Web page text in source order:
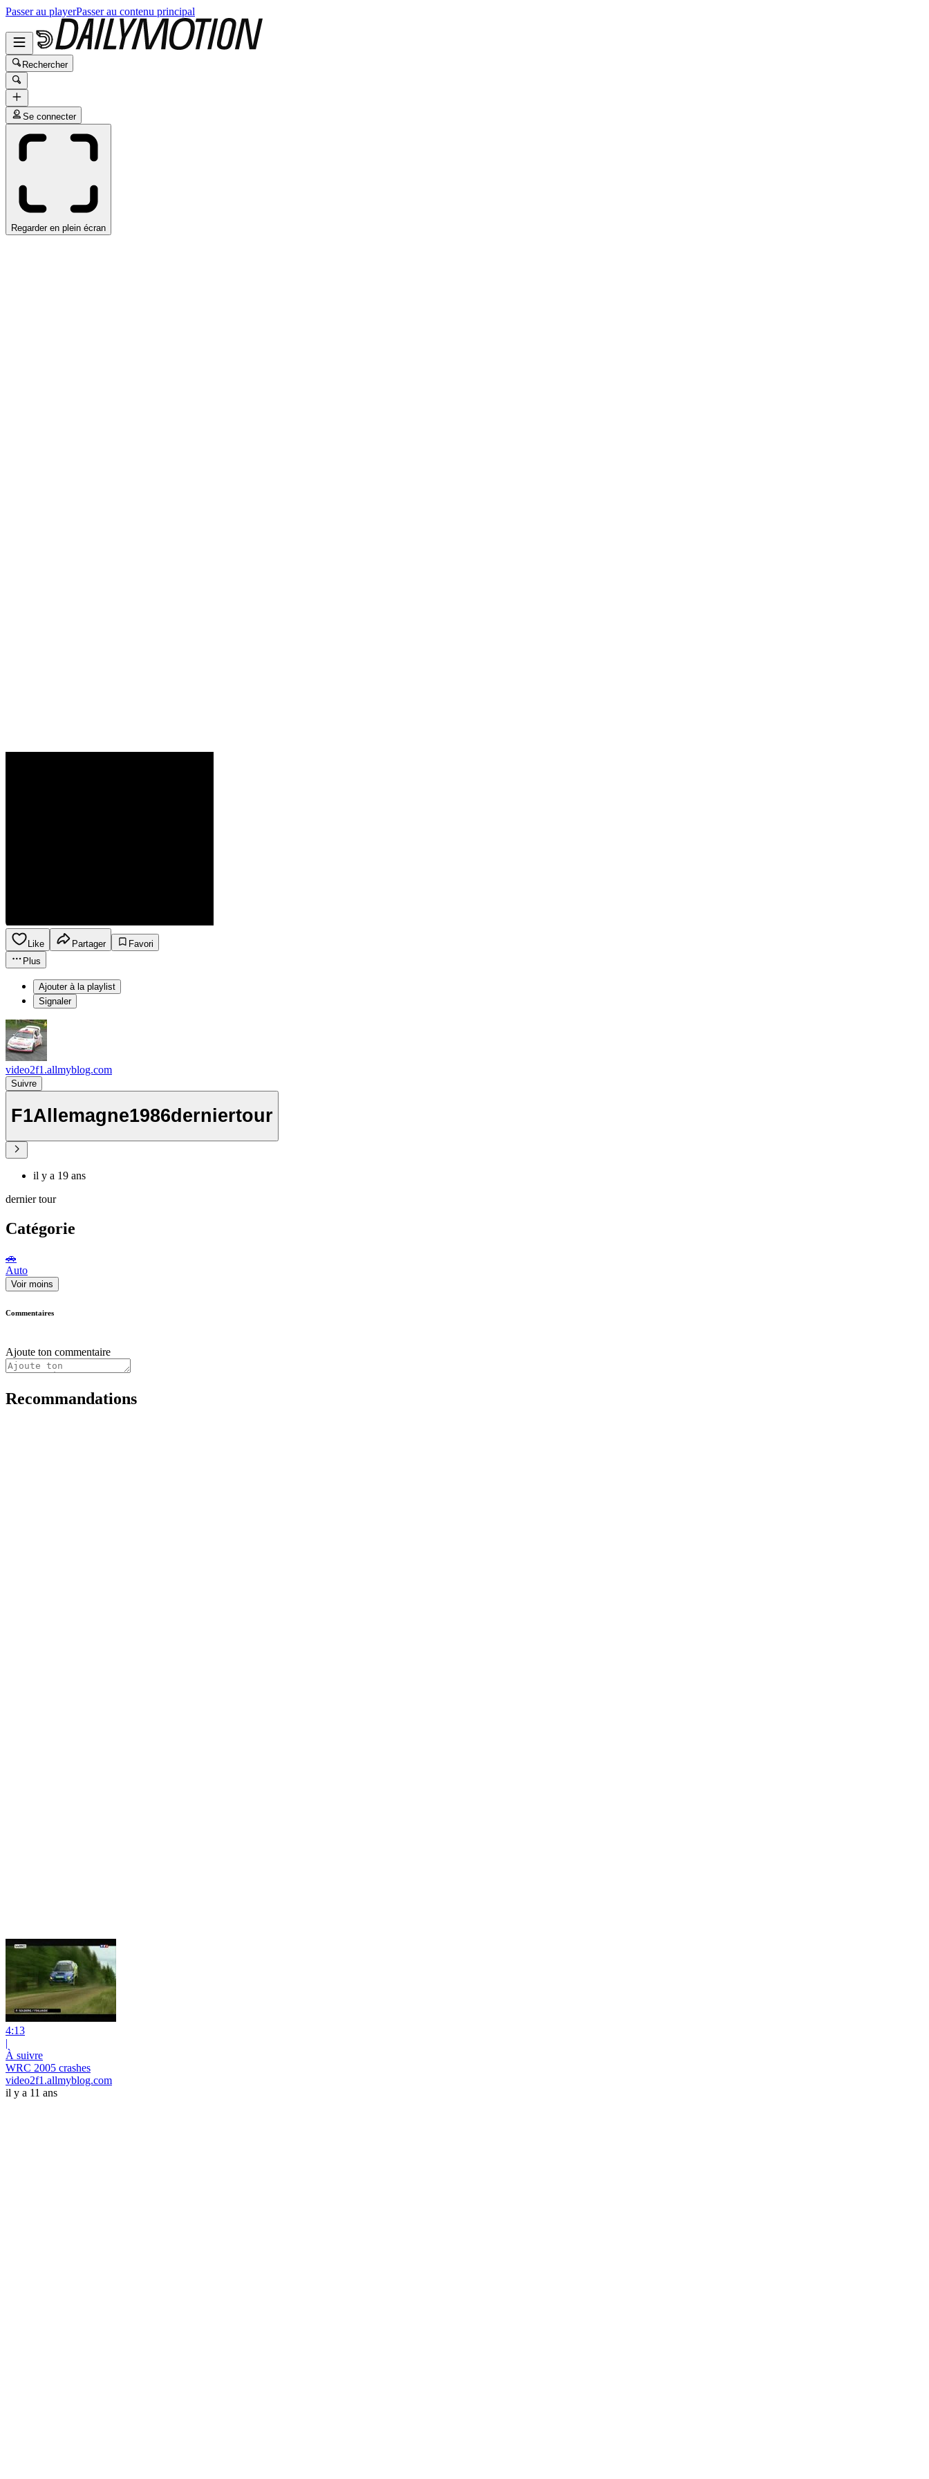
Passer au playerPasser au contenu principal
Rechercher
Se connecter
Regarder en plein écran
Like Partager
Favori
Plus
Ajouter à la playlist
Signaler
video2f1.allmyblog.com
Suivre
F1Allemagne1986derniertour
il y a 19 ans
dernier tour
Catégorie
🚗
Auto
Voir moins
Commentaires
Ajoute ton commentaire
Recommandations
4:13
|
À suivre
WRC 2005 crashes
video2f1.allmyblog.com
il y a 11 ans